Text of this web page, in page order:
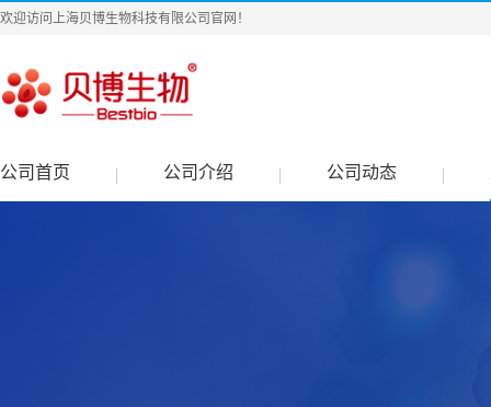
欢迎访问上海贝博生物科技有限公司官网！
公司首页 公司介绍 公司动态